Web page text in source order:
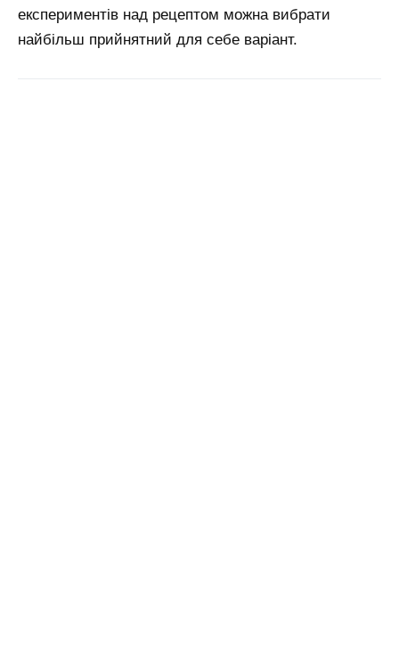
експериментів над рецептом можна вибрати
найбільш прийнятний для себе варіант.